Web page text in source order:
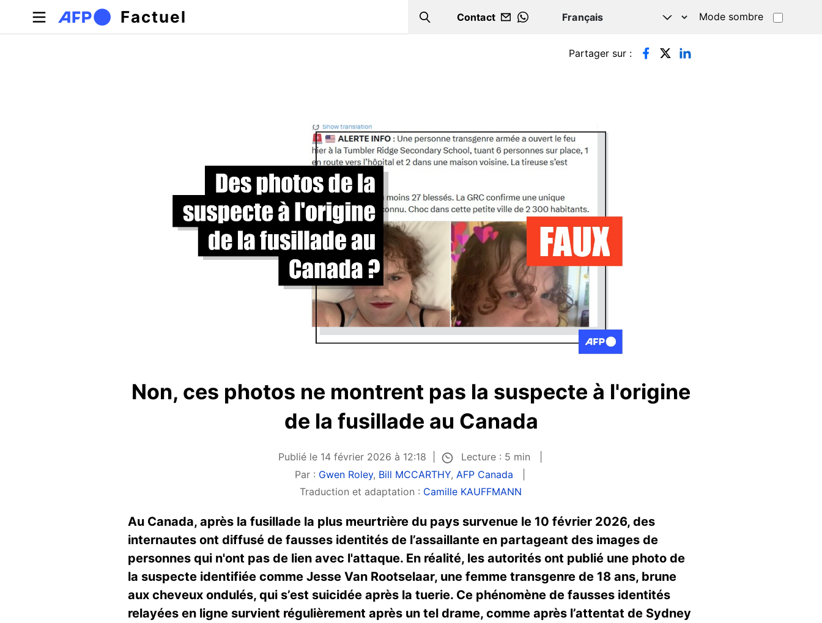
Aller au contenu principal
Factuel Search
Contact
WHATSAPP
Mode sombre
Onglets principaux Partager sur :
Non, ces photos ne montrent pas la suspecte à l'origine
de la fusillade au Canada
Publié le 14 février 2026 à 12:18
Lecture : 5 min
Par : Gwen Roley, Bill MCCARTHY, AFP Canada
Traduction et adaptation : Camille KAUFFMANN
Au Canada, après la fusillade la plus meurtrière du pays survenue le 10 février 2026, des
internautes ont diffusé de fausses identités de l’assaillante en partageant des images de
personnes qui n'ont pas de lien avec l'attaque. En réalité, les autorités ont publié une photo de
la suspecte identifiée comme Jesse Van Rootselaar, une femme transgenre de 18 ans, brune
aux cheveux ondulés, qui s’est suicidée après la tuerie. Ce phénomène de fausses identités
relayées en ligne survient régulièrement après un tel drame, comme après l’attentat de Sydney